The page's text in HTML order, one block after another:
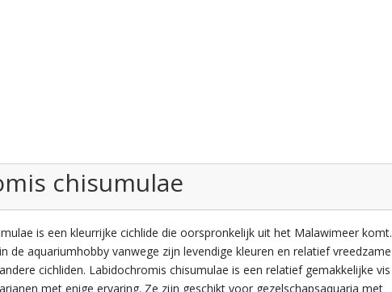
chisumulae
is een kleurrijke cichlide die oorspronkelijk uit het Malawimeer komt.
de aquariumhobby vanwege zijn levendige kleuren en relatief vreedzame
cichliden. Labidochromis chisumulae is een relatief gemakkelijke vis
met enige ervaring. Ze zijn geschikt voor gezelschapsaquaria met